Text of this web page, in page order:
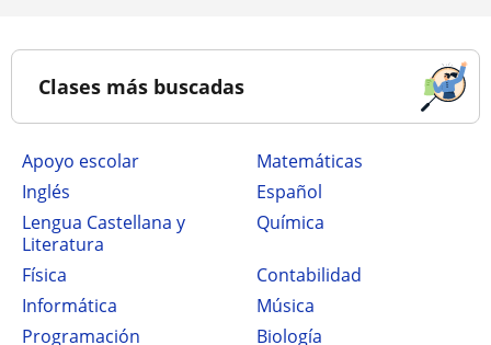
Clases más buscadas
Apoyo escolar
Matemáticas
Inglés
Español
Lengua Castellana y
Literatura
Química
Física
Contabilidad
Informática
Música
Programación
Biología